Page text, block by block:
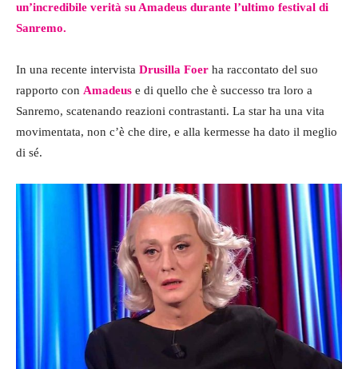
un’incredibile verità su Amadeus durante l’ultimo festival di
Sanremo.
In una recente intervista Drusilla Foer ha raccontato del suo
rapporto con Amadeus e di quello che è successo tra loro a
Sanremo, scatenando reazioni contrastanti. La star ha una vita
movimentata, non c’è che dire, e alla kermesse ha dato il meglio
di sé.